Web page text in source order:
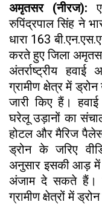
अमृतसर (नीरज):
रुपिंद्रपाल सिंह ने
धारा 163
करते हुए जिला
अंतर्राष्ट्रीय
ग्रामीण क्षेत्र में
जारी किए हैं।
घरेलू उड़ानों का
होटल और मैरिज पैलेस
ड्रोन के जरिए
अनुसार इसकी आड़ में
अंजाम दे सकते हैं।
ग्रामीण क्षेत्रों में